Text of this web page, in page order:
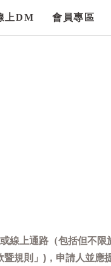
上DM 會員專區
線上通路（包括但不限
規則」)，申請人並應